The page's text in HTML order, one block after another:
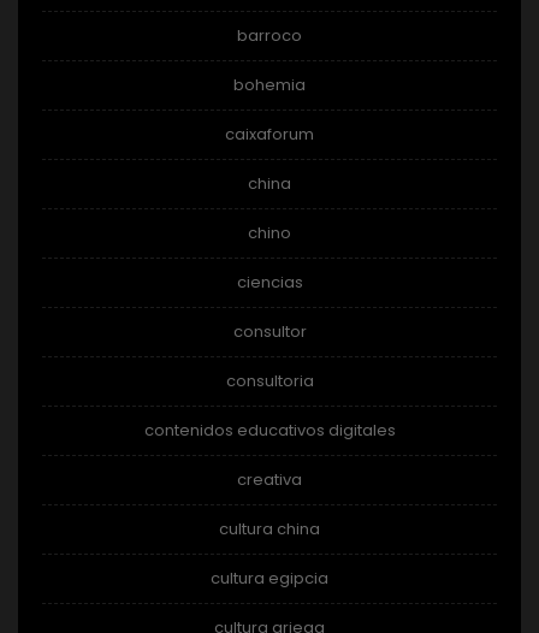
barroco
bohemia
caixaforum
china
chino
ciencias
consultor
consultoria
contenidos educativos digitales
creativa
cultura china
cultura egipcia
cultura griega